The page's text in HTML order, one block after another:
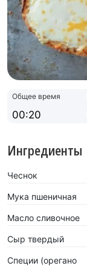
Общее время
00:20
Ингредиенты
Чеснок
Мука пшеничная
Масло сливочное
Сыр твердый
Специи (орегано